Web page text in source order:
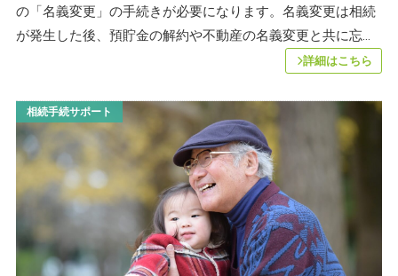
の「名義変更」の手続きが必要になります。名義変更は相続
が発生した後、預貯金の解約や不動産の名義変更と共に忘...
詳細はこちら
相続手続サポート